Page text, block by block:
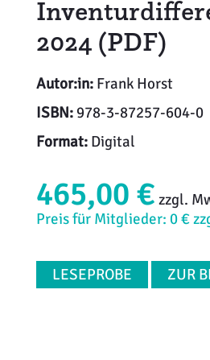
2024 (PDF)
Autor:in:Frank Horst
ISBN:978-3-87257-604-0
Format:Digital
465,00 € zzgl.
Preis für Mitglieder: 0 €
LESEPROBE ZUR